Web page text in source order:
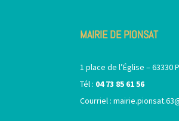
MAIRIE DE PIONSAT
1 place de l’Église – 63330
Tél : 04 73 85 61 56
Courriel :